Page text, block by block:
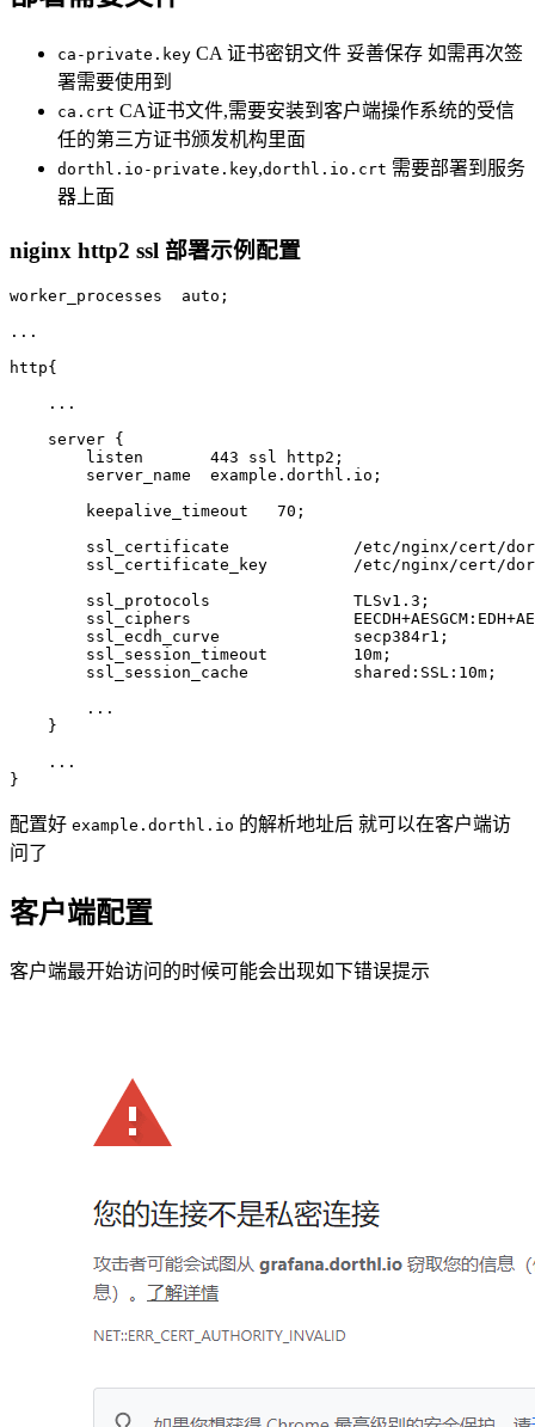
ca-private.key CA 证书密钥文件 妥善保存 如需再次签
署需要使用到
ca.crt CA证书文件,需要安装到客户端操作系统的受信
任的第三方证书颁发机构里面
dorthl.io-private.key,dorthl.io.crt 需要部署到服务
器上面
niginx http2 ssl 部署示例配置
worker_processes
auto;
...
http{
    ...
    server
{
        listen
      443
ssl http2;
        server_name
example.dorthl.io;
        keepalive_timeout
  70
;
        ssl_certificate
/etc/nginx/cert/
        ssl_certificate_key
/etc/nginx/cert/
        ssl_protocols
              TLSv1.3;
        ssl_ciphers
        ssl_ecdh_curve
             secp384r1;
        ssl_session_timeout
        10m
;
        ssl_session_cache
          shared:SSL:10m;
        ...
    }
    ...
}
配置好 example.dorthl.io 的解析地址后 就可以在客户端访
问了
客户端配置
客户端最开始访问的时候可能会出现如下错误提示